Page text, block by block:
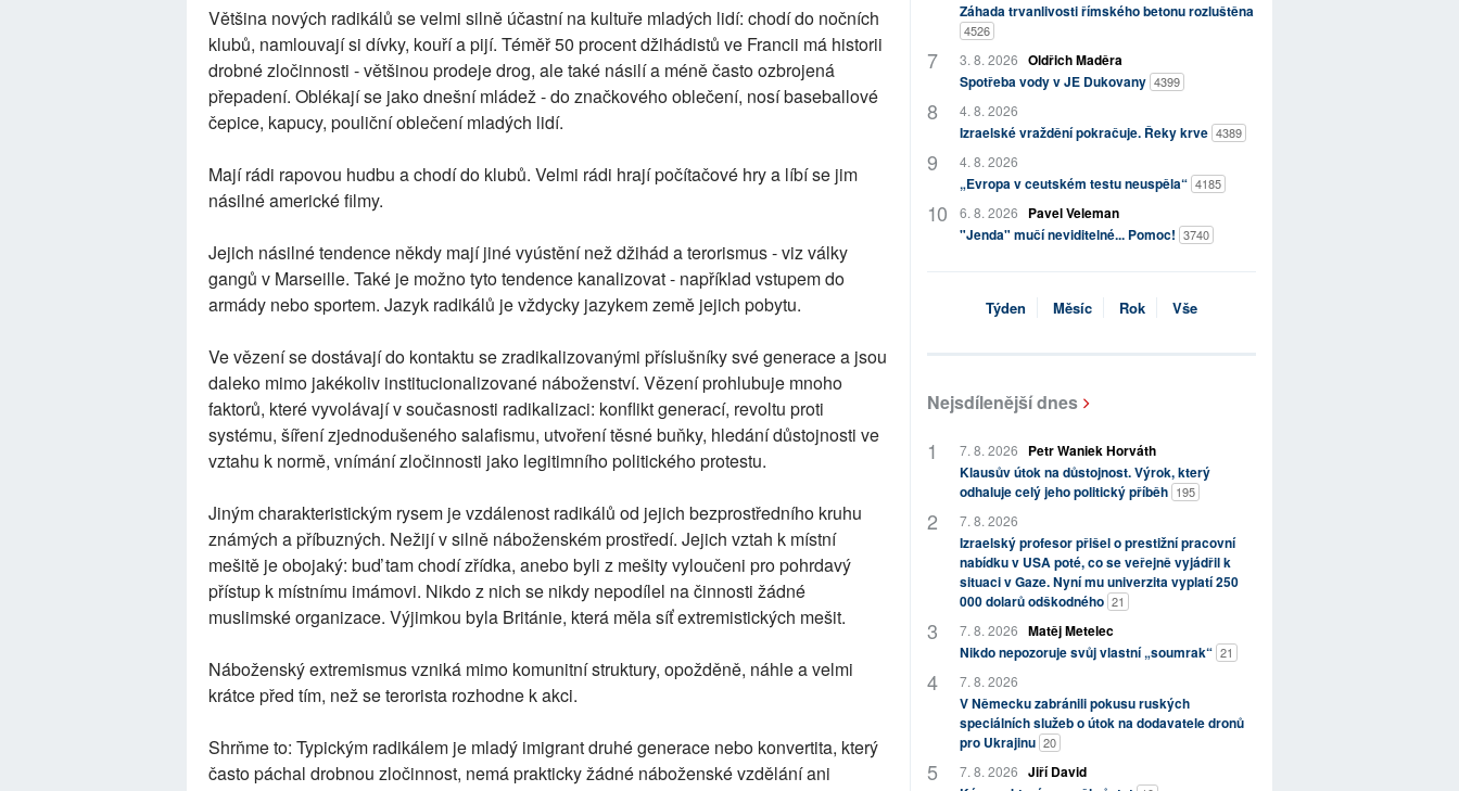
Většina nových radikálů se velmi silně účastní na kultuře mladých lidí: chodí do nočních
klubů, namlouvají si dívky, kouří a pijí. Téměř 50 procent džihádistů ve Francii má historii
drobné zločinnosti - většinou prodeje drog, ale také násilí a méně často ozbrojená
přepadení. Oblékají se jako dnešní mládež - do značkového oblečení, nosí baseballové
čepice, kapucy, pouliční oblečení mladých lidí.
Mají rádi rapovou hudbu a chodí do klubů. Velmi rádi hrají počítačové hry a líbí se jim
násilné americké filmy.
Jejich násilné tendence někdy mají jiné vyústění než džihád a terorismus - viz války
gangů v Marseille. Také je možno tyto tendence kanalizovat - například vstupem do
armády nebo sportem. Jazyk radikálů je vždycky jazykem země jejich pobytu.
Ve vězení se dostávají do kontaktu se zradikalizovanými příslušníky své generace a jsou
daleko mimo jakékoliv institucionalizované náboženství. Vězení prohlubuje mnoho
faktorů, které vyvolávají v současnosti radikalizaci: konflikt generací, revoltu proti
systému, šíření zjednodušeného salafismu, utvoření těsné buňky, hledání důstojnosti ve
vztahu k normě, vnímání zločinnosti jako legitimního politického protestu.
Jiným charakteristickým rysem je vzdálenost radikálů od jejich bezprostředního kruhu
známých a příbuzných. Nežijí v silně náboženském prostředí. Jejich vztah k místní
mešitě je obojaký: buď tam chodí zřídka, anebo byli z mešity vyloučeni pro pohrdavý
přístup k místnímu imámovi. Nikdo z nich se nikdy nepodílel na činnosti žádné
muslimské organizace. Výjimkou byla Británie, která měla síť extremistických mešit.
Náboženský extremismus vzniká mimo komunitní struktury, opožděně, náhle a velmi
krátce před tím, než se terorista rozhodne k akci.
Shrňme to: Typickým radikálem je mladý imigrant druhé generace nebo konvertita, který
často páchal drobnou zločinnost, nemá prakticky žádné náboženské vzdělání ani
Záhada trvanlivosti římského betonu rozluštěna
4526
3. 8. 2026 Oldřich Maděra
Spotřeba vody v JE Dukovany 4399
4. 8. 2026
Izraelské vraždění pokračuje. Řeky krve 4389
4. 8. 2026
„Evropa v ceutském testu neuspěla“ 4185
6. 8. 2026
Pavel Veleman
"Jenda" mučí neviditelné... Pomoc! 3740
Týden Měsíc Rok Vše
Nejsdílenější dnes
7. 8. 2026
Petr Waniek Horváth
Klausův útok na důstojnost. Výrok, který
odhaluje celý jeho politický příběh 195
7. 8. 2026
Izraelský profesor přišel o prestižní pracovní
nabídku v USA poté, co se veřejně vyjádřil k
situaci v Gaze. Nyní mu univerzita vyplatí 250
000 dolarů odškodného 21
7. 8. 2026 Matěj Metelec
Nikdo nepozoruje svůj vlastní „soumrak“ 21
7. 8. 2026
V Německu zabránili pokusu ruských
speciálních služeb o útok na dodavatele dronů
pro Ukrajinu 20
7. 8. 2026 Jiří David